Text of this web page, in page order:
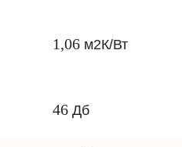
1,06 м2К/Вт
46 Дб